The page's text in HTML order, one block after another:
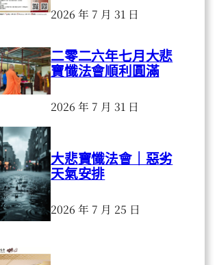
2026 年 7 月 31 日
二零二六年七月大悲
寶懺法會順利圓滿
2026 年 7 月 31 日
大悲寶懺法會｜惡劣
天氣安排
2026 年 7 月 25 日